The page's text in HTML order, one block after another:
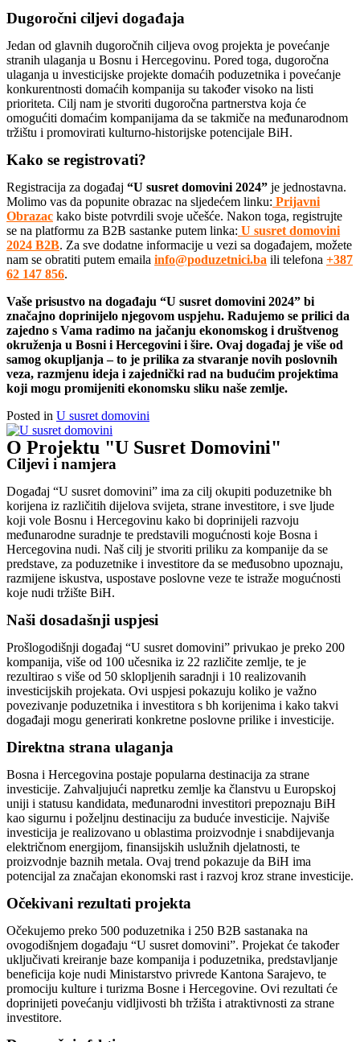
Dugoročni ciljevi događaja
Jedan od glavnih dugoročnih ciljeva ovog projekta je povećanje
stranih ulaganja u Bosnu i Hercegovinu. Pored toga, dugoročna
ulaganja u investicijske projekte domaćih poduzetnika i povećanje
konkurentnosti domaćih kompanija su također visoko na listi
prioriteta. Cilj nam je stvoriti dugoročna partnerstva koja će
omogućiti domaćim kompanijama da se takmiče na međunarodnom
tržištu i promovirati kulturno-historijske potencijale BiH.
Kako se registrovati?
Registracija za događaj “U susret domovini 2024” je jednostavna.
Molimo vas da popunite obrazac na sljedećem linku: Prijavni
Obrazac kako biste potvrdili svoje učešće. Nakon toga, registrujte
se na platformu za B2B sastanke putem linka: U susret domovini
2024 B2B. Za sve dodatne informacije u vezi sa događajem, možete
nam se obratiti putem emaila info@poduzetnici.ba ili telefona +387
62 147 856.
Vaše prisustvo na događaju “U susret domovini 2024” bi
značajno doprinijelo njegovom uspjehu. Radujemo se prilici da
zajedno s Vama radimo na jačanju ekonomskog i društvenog
okruženja u Bosni i Hercegovini i šire. Ovaj događaj je više od
samog okupljanja – to je prilika za stvaranje novih poslovnih
veza, razmjenu ideja i zajednički rad na budućim projektima
koji mogu promijeniti ekonomsku sliku naše zemlje.
Posted in U susret domovini
O Projektu "U Susret Domovini"
Ciljevi i namjera
Događaj “U susret domovini” ima za cilj okupiti poduzetnike bh
korijena iz različitih dijelova svijeta, strane investitore, i sve ljude
koji vole Bosnu i Hercegovinu kako bi doprinijeli razvoju
međunarodne suradnje te predstavili mogućnosti koje Bosna i
Hercegovina nudi. Naš cilj je stvoriti priliku za kompanije da se
predstave, za poduzetnike i investitore da se međusobno upoznaju,
razmijene iskustva, uspostave poslovne veze te istraže mogućnosti
koje nudi tržište BiH.
Naši dosadašnji uspjesi
Prošlogodišnji događaj “U susret domovini” privukao je preko 200
kompanija, više od 100 učesnika iz 22 različite zemlje, te je
rezultirao s više od 50 sklopljenih saradnji i 10 realizovanih
investicijskih projekata. Ovi uspjesi pokazuju koliko je važno
povezivanje poduzetnika i investitora s bh korijenima i kako takvi
događaji mogu generirati konkretne poslovne prilike i investicije.
Direktna strana ulaganja
Bosna i Hercegovina postaje popularna destinacija za strane
investicije. Zahvaljujući napretku zemlje ka članstvu u Europskoj
uniji i statusu kandidata, međunarodni investitori prepoznaju BiH
kao sigurnu i poželjnu destinaciju za buduće investicije. Najviše
investicija je realizovano u oblastima proizvodnje i snabdijevanja
električnom energijom, finansijskih uslužnih djelatnosti, te
proizvodnje baznih metala. Ovaj trend pokazuje da BiH ima
potencijal za značajan ekonomski rast i razvoj kroz strane investicije.
Očekivani rezultati projekta
Očekujemo preko 500 poduzetnika i 250 B2B sastanaka na
ovogodišnjem događaju “U susret domovini”. Projekat će također
uključivati kreiranje baze kompanija i poduzetnika, predstavljanje
beneficija koje nudi Ministarstvo privrede Kantona Sarajevo, te
promociju kulture i turizma Bosne i Hercegovine. Ovi rezultati će
doprinijeti povećanju vidljivosti bh tržišta i atraktivnosti za strane
investitore.